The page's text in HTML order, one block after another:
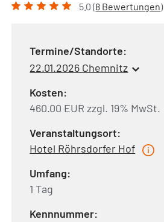
5.0 (8 Bewertungen)
Termine/Standorte:
22.01.2026 Chemnitz
Kosten:
460.00 EUR zzgl. 19% MwSt.
Veranstaltungsort:
Hotel Röhrsdorfer Hof
Umfang:
1 Tag
Kennnummer: